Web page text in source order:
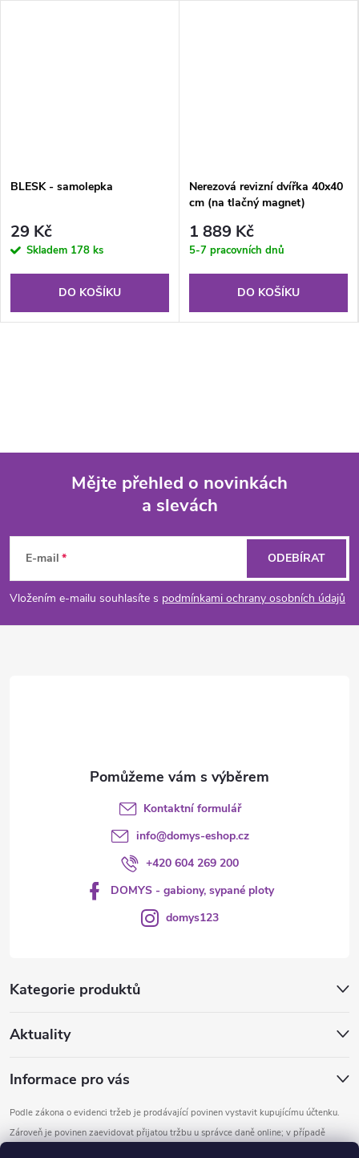
BLESK - samolepka
29 Kč
Skladem 178 ks
DO KOŠÍKU
Nerezová revizní dvířka 40x40
cm (na tlačný magnet)
1 889 Kč
5-7 pracovních dnů
DO KOŠÍKU
p
a
Mějte přehled o novinkách
a slevách
E-mail
Vložením e-mailu souhlasíte s podmínkami ochrany osobních údajů
ODEBÍRAT
Kategorie produktů
Aktuality
Informace pro vás
Podle zákona o evidenci tržeb je prodávající povinen vystavit kupujícímu účtenku.
Zároveň je povinen zaevidovat přijatou tržbu u správce daně online; v případě
Kontaktní formulář
info@domys-eshop.cz
+420 604 269 200
DOMYS - gabiony, sypané ploty
domys123